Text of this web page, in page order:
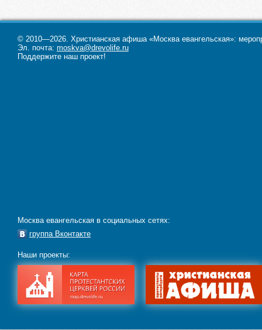
© 2010—2026. Христианская афиша «Москва евангельская»:
Эл. почта: moskva@drevolife.ru
Поддержите наш проект!
Москва евангельская в социальных сетях:
группа Вконтакте
Наши проекты: